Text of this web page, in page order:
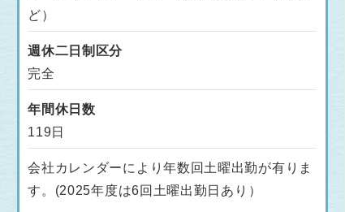
ど）
週休二日制区分
完全
年間休日数
119日
会社カレンダーにより年数回土曜出勤が有りま
す。(2025年度は6回土曜出勤日あり）